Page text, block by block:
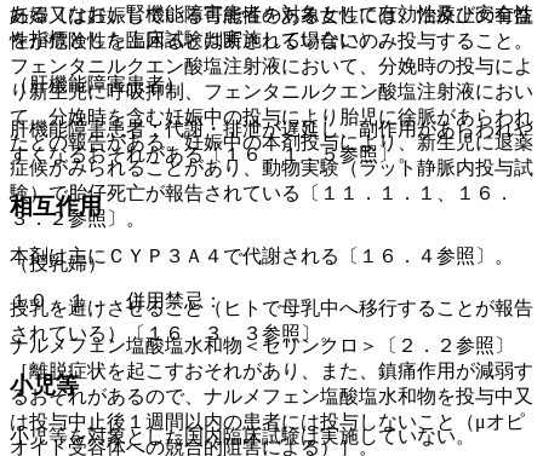
妊婦又は妊娠している可能性のある女性には、治療上の有益
性が危険性を上回ると判断される場合にのみ投与すること。
フェンタニルクエン酸塩注射液において、分娩時の投与によ
り新生児に呼吸抑制、フェンタニルクエン酸塩注射液におい
て、分娩時を含む妊娠中の投与により胎児に徐脈があらわれ
たとの報告がある。妊娠中の本剤投与により、新生児に退薬
症候がみられることがあり、動物実験（ラット静脈内投与試
験）で胎仔死亡が報告されている〔１１．１．１、１６．
３．２参照〕。
（授乳婦）
授乳を避けさせること（ヒトで母乳中へ移行することが報告
されている）〔１６．３．３参照〕。
小児等
小児等を対象とした国内臨床試験は実施していない。
ある（なお、腎機能障害患者を対象として有効性及び安全性
を指標とした臨床試験は実施していない）。
（肝機能障害患者）
肝機能障害患者：代謝・排泄が遅延し、副作用があらわれや
すくなるおそれがある〔１６．１．５参照〕。
相互作用
本剤は主にＣＹＰ３Ａ４で代謝される〔１６．４参照〕。
１０．１． 併用禁忌：
ナルメフェン塩酸塩水和物＜セリンクロ＞〔２．２参照〕
［離脱症状を起こすおそれがあり、また、鎮痛作用が減弱す
るおそれがあるので、ナルメフェン塩酸塩水和物を投与中又
は投与中止後１週間以内の患者には投与しないこと（μオピ
オイド受容体への競合的阻害による）］。